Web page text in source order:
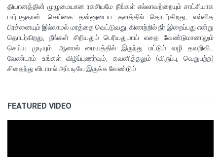
தியானத்தின் முழுமையான ரகசியமே நீங்கள் எல்லாவற்றையும் சாட்சியாக
பார்பதுதான். செய்கை தன்னுடைய தளத்தில் தொடர்கிறது, எவ்வித
பிரச்னையும் இல்லாமல் மரத்தை வெட்டுவது, கிணற்றில் நீர் இறைப்பது என்று
தொடர்கிறது, நீங்கள் சிறியதும் பெரியதுமாய் எதை வேண்டுமானாலும்
செய்ய முடியும். ஆனால் மையத்தில் இருந்து மட்டும் வழி தவறிவிட
வேண்டாம். உங்கள் விழிப்புணர்வும், கவனித்தலும் (விருப்பு, வெறுபற்ற)
சிதைந்து விடாமல் அப்படியே இருக்க வேண்டும்.
FEATURED VIDEO